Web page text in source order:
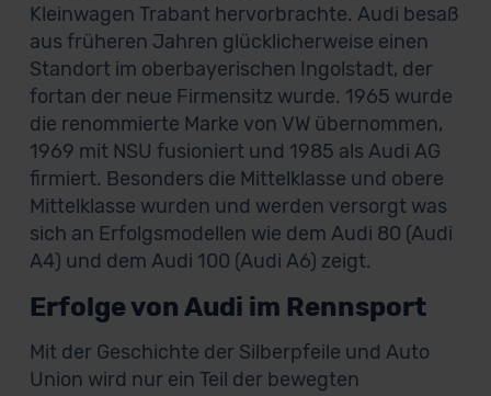
Kleinwagen Trabant hervorbrachte. Audi besaß
aus früheren Jahren glücklicherweise einen
Standort im oberbayerischen Ingolstadt, der
fortan der neue Firmensitz wurde. 1965 wurde
die renommierte Marke von VW übernommen,
1969 mit NSU fusioniert und 1985 als Audi AG
firmiert. Besonders die Mittelklasse und obere
Mittelklasse wurden und werden versorgt was
sich an Erfolgsmodellen wie dem Audi 80 (Audi
A4) und dem Audi 100 (Audi A6) zeigt.
Erfolge von Audi im Rennsport
Mit der Geschichte der Silberpfeile und Auto
Union wird nur ein Teil der bewegten